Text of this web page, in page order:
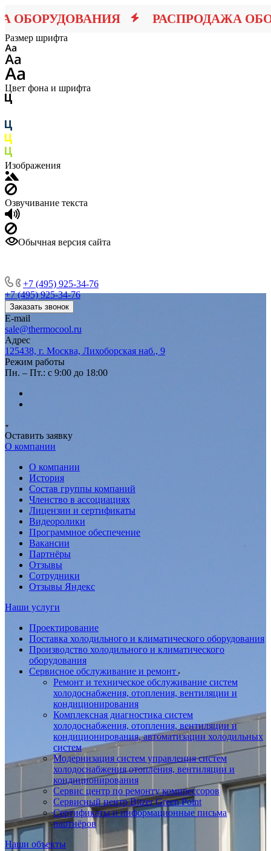
РАСПРОДАЖА
Размер шрифта
Цвет фона и шрифта
Изображения
Озвучивание текста
Обычная версия сайта
+7 (495) 925-34-76
+7 (495) 925-34-76
Заказать звонок
E-mail
sale@thermocool.ru
Адрес
125438, г. Москва, Лихоборская наб., 9
Режим работы
Пн. – Пт.: с 9:00 до 18:00
Оставить заявку
О компании
О компании
История
Состав группы компаний
Членство в ассоциациях
Лицензии и сертификаты
Видеоролики
Программное обеспечение
Вакансии
Партнёры
Отзывы
Сотрудники
Отзывы Яндекс
Наши услуги
Проектирование
Поставка холодильного и климатического оборудования
Производство холодильного и климатического
оборудования
Сервисное обслуживание и ремонт
Ремонт и техническое обслуживание систем
холодоснабжения, отопления, вентиляции и
кондиционирования
Комплексная диагностика систем
холодоснабжения, отопления, вентиляции и
кондиционирования, автоматизации холодильных
систем
Модернизация систем управления систем
холодоснабжения отопления, вентиляции и
кондиционирования
Сервис центр по ремонту компрессоров
Сервисный центр Bitzer Green Point
Сертификаты и информационные письма
партнёров
Наши объекты